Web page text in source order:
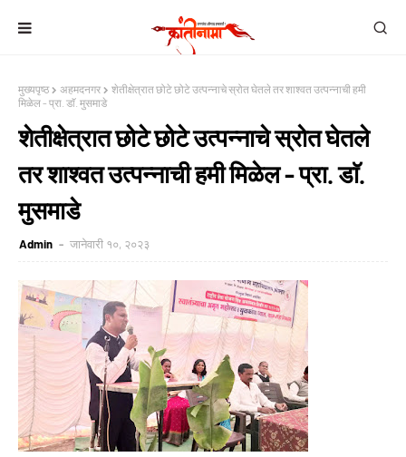
मुख्यपृष्ठ अहमदनगर
शेतीक्षेत्रात छोटे छोटे उत्पन्नाचे स्रोत घेतले तर शाश्वत उत्पन्नाची हमी
मिळेल - प्रा. डाॅ. मुसमाडे
शेतीक्षेत्रात छोटे छोटे उत्पन्नाचे स्रोत घेतले
तर शाश्वत उत्पन्नाची हमी मिळेल - प्रा. डाॅ.
मुसमाडे
Admin जानेवारी १०, २०२३